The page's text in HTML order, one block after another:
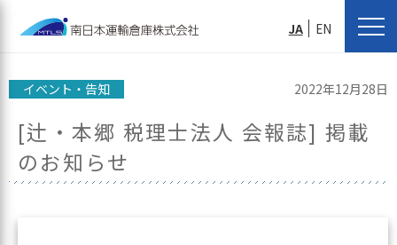
JA EN
イベント・告知 2022年12月28日
[辻・本郷 税理士法人 会報誌] 掲載
のお知らせ